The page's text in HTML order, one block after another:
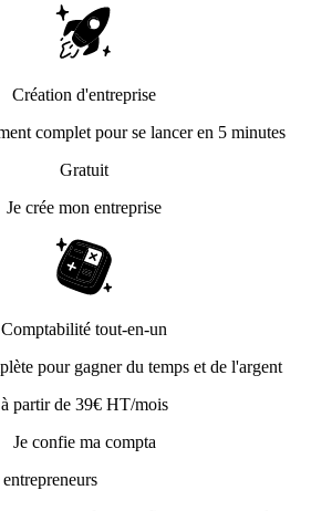
Création d'entreprise
complet pour se lancer en 5 minutes
Gratuit
Je crée mon entreprise
Comptabilité tout-en-un
pour gagner du temps et de l'argent
à partir de 39€ HT/mois
Je confie ma compta
entrepreneurs